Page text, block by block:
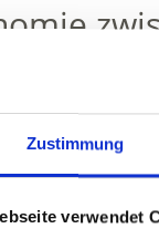
Zustimmung
verwendet
bietet
bis hin zum
Gerichte
zur